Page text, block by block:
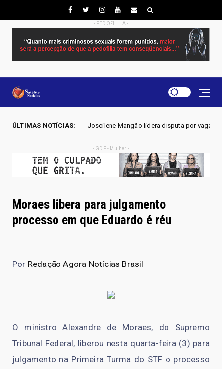
- PEDOFILILA -
ÚLTIMAS NOTÍCIAS:
2026 - Joscilene Mangão lidera disputa por vaga na Alego em Novo
- GDF - Mulher -
Moraes libera para julgamento
processo em que Eduardo é réu
Por Redação Agora Notícias Brasil
O ministro Alexandre de Moraes, do Supremo
Tribunal Federal, liberou nesta quarta-feira (3) para
julgamento na Primeira Turma do STF o processo